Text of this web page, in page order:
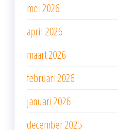
mei 2026
april 2026
maart 2026
februari 2026
januari 2026
december 2025